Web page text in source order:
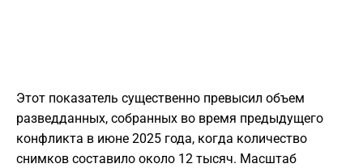
Этот показатель существенно превысил объем
разведданных, собранных во время предыдущего
конфликта в июне 2025 года, когда количество
снимков составило около 12 тысяч. Масштаб